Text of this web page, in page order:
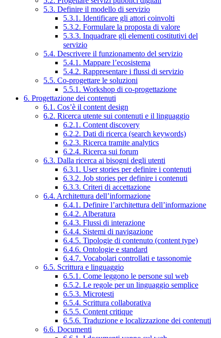
5.3. Definire il modello di servizio
5.3.1. Identificare gli attori coinvolti
5.3.2. Formulare la proposta di valore
5.3.3. Inquadrare gli elementi costitutivi del
servizio
5.4. Descrivere il funzionamento del servizio
5.4.1. Mappare l’ecosistema
5.4.2. Rappresentare i flussi di servizio
5.5. Co-progettare le soluzioni
5.5.1. Workshop di co-progettazione
6. Progettazione dei contenuti
6.1. Cos’è il content design
6.2. Ricerca utente sui contenuti e il linguaggio
6.2.1. Content discovery
6.2.2. Dati di ricerca (search keywords)
6.2.3. Ricerca tramite analytics
6.2.4. Ricerca sui forum
6.3. Dalla ricerca ai bisogni degli utenti
6.3.1. User stories per definire i contenuti
6.3.2. Job stories per definire i contenuti
6.3.3. Criteri di accettazione
6.4. Architettura dell’informazione
6.4.1. Definire l’architettura dell’informazione
6.4.2. Alberatura
6.4.3. Flussi di interazione
6.4.4. Sistemi di navigazione
6.4.5. Tipologie di contenuto (content type)
6.4.6. Ontologie e standard
6.4.7. Vocabolari controllati e tassonomie
6.5. Scrittura e linguaggio
6.5.1. Come leggono le persone sul web
6.5.2. Le regole per un linguaggio semplice
6.5.3. Microtesti
6.5.4. Scrittura collaborativa
6.5.5. Content critique
6.5.6. Traduzione e localizzazione dei contenuti
6.6. Documenti